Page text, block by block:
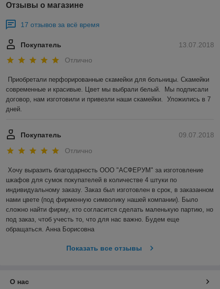
Отзывы о магазине
17 отзывов за всё время
13.07.2018
Покупатель
Отлично
Приобретали перфорированные скамейки для больницы. Скамейки
современные и красивые. Цвет мы выбрали белый.  Мы подписали
договор, нам изготовили и привезли наши скамейки.  Уложились в 7
дней.
09.07.2018
Покупатель
Отлично
Хочу выразить благодарность ООО "АСФЕРУМ" за изготовление
шкафов для сумок покупателей в количестве 4 штуки по
индивидуальному заказу. Заказ был изготовлен в срок, в заказанном
нами цвете (под фирменную символику нашей компании). Было
сложно найти фирму, кто согласится сделать маленькую партию, но
под заказ, чтоб учесть то, что для нас важно. Будем еще
обращаться. Анна Борисовна
Показать все отзывы
О нас